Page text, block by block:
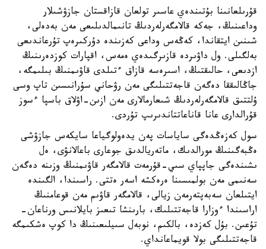
قۇرىلعانىنا بۇتىندەي عاسىر تولعان قازاقستان جازۋشىلار
وداعىنىڭ، جەكە قالامگەرلەردىڭ تانىمالدىلىعى مەن بەدەلى،
شىنىن ايتقاندا، كەڭەس وداعى كەزىندە دۇركىرەپ تۇرعاندىعى
بەلگىلى. ول داۋىردە قازىرگىدەي ەمەس، اقپارات كوزدەرىنىڭ
ازدىعى، حالىقتىڭ، اسىرەسە قازاق ءتىلدى قاۋىمنىڭ بىلىمگە،
جاڭالىققا دەگەن قاجەتتىلىگى مەن رۋحاني سۇرانىسىن تاپ وسى
ۇلتتىق قالامگەرلەردىڭ شىعارمالارى مەن ازىن-اۋلاق باسپا ءسوز
قۇرالدارى عانا قاناعاتتاندىرىپ تۇردى.
سول كەزەڭدەگى ساياسات پەن يدەولوگياعا سايكەس جازۋشى
ەڭبەگىنىڭ مورالدىك، ماتەريالدىق جوعارى باعالانۋى، ەل
ىشىندەگى جاپپاي سىي-قۇرمەت قالامگەر قاۋىمنىڭ وزىنە دەگەن
سەنىمى مەن بولمىسىنا ەرەكشە اسەر ەتتى. راسىندا، الگىندە
ايتىلعان سەبەپتەرمەن زيالى، قالامگەر قاۋىم مەن قوعامنىڭ
اراسىندا ءوزارا قاجەتتىلىك، بارىنشا تىعىز بايلانىس ورناعان-
تۇعىن. بۇل كەزدە، بالكىم، نوبەل سىيلىعىنىڭ دا كوپ ەشكىمگە
قاجەتتىلىگى بولا قويماعانداي.